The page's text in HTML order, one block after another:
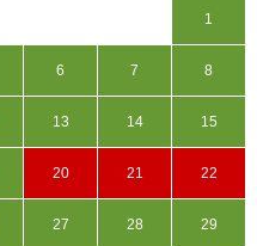
1
6 7 8
13 14 15
20 21 22
27 28 29